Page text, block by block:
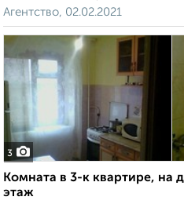
Агентство, 02.02.2021
3
Комната в 3-к квартире, на
этаж